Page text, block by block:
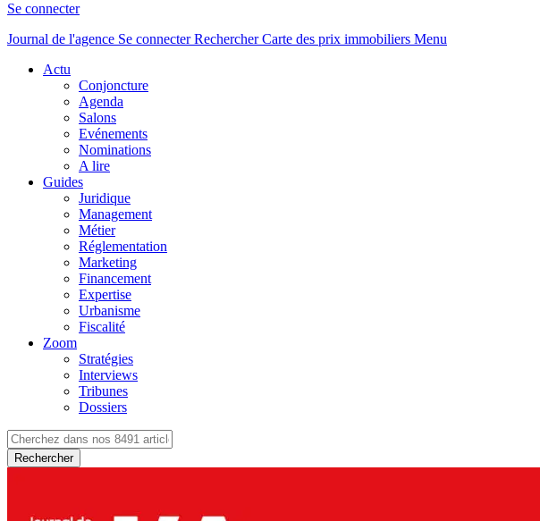
Se connecter
Journal de l'agence Se connecterRechercher Carte des prix immobiliers Menu
Actu
Conjoncture
Agenda
Salons
Evénements
Nominations
A lire
Guides
Juridique
Management
Métier
Réglementation
Marketing
Financement
Expertise
Urbanisme
Fiscalité
Zoom
Stratégies
Interviews
Tribunes
Dossiers
Rechercher